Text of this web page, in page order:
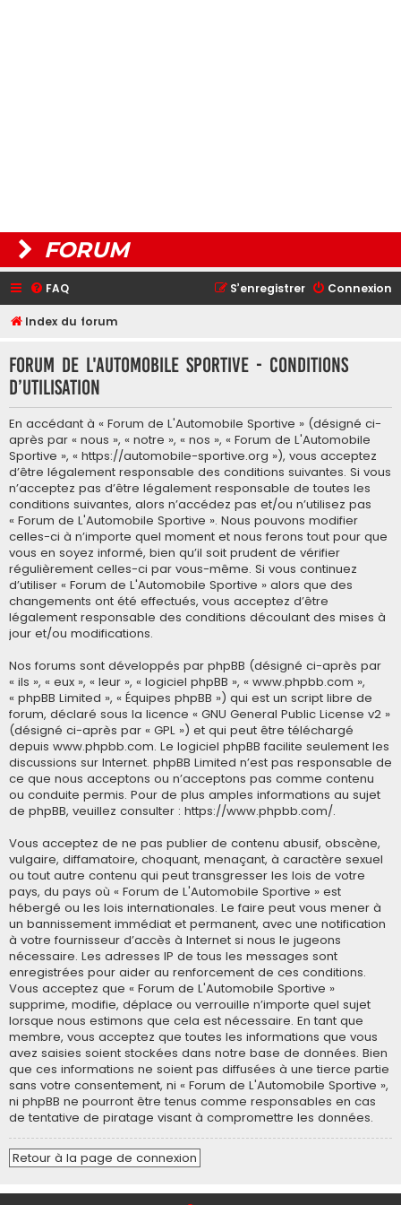
FORUM
FAQ Connexion
S’enregistrer
Index du forum
Forum de L'Automobile Sportive - Conditions
d’utilisation
En accédant à « Forum de L'Automobile Sportive » (désigné ci-
après par « nous », « notre », « nos », « Forum de L'Automobile
Sportive », « https://automobile-sportive.org »), vous acceptez
d’être légalement responsable des conditions suivantes. Si vous
n’acceptez pas d’être légalement responsable de toutes les
conditions suivantes, alors n’accédez pas et/ou n’utilisez pas
« Forum de L'Automobile Sportive ». Nous pouvons modifier
celles-ci à n’importe quel moment et nous ferons tout pour que
vous en soyez informé, bien qu’il soit prudent de vérifier
régulièrement celles-ci par vous-même. Si vous continuez
d’utiliser « Forum de L'Automobile Sportive » alors que des
changements ont été effectués, vous acceptez d’être
légalement responsable des conditions découlant des mises à
jour et/ou modifications.
Nos forums sont développés par phpBB (désigné ci-après par
« ils », « eux », « leur », « logiciel phpBB », « www.phpbb.com »,
« phpBB Limited », « Équipes phpBB ») qui est un script libre de
forum, déclaré sous la licence « GNU General Public License v2 »
(désigné ci-après par « GPL ») et qui peut être téléchargé
depuis www.phpbb.com. Le logiciel phpBB facilite seulement les
discussions sur Internet. phpBB Limited n’est pas responsable de
ce que nous acceptons ou n’acceptons pas comme contenu
ou conduite permis. Pour de plus amples informations au sujet
de phpBB, veuillez consulter : https://www.phpbb.com/.
Vous acceptez de ne pas publier de contenu abusif, obscène,
vulgaire, diffamatoire, choquant, menaçant, à caractère sexuel
ou tout autre contenu qui peut transgresser les lois de votre
pays, du pays où « Forum de L'Automobile Sportive » est
hébergé ou les lois internationales. Le faire peut vous mener à
un bannissement immédiat et permanent, avec une notification
à votre fournisseur d’accès à Internet si nous le jugeons
nécessaire. Les adresses IP de tous les messages sont
enregistrées pour aider au renforcement de ces conditions.
Vous acceptez que « Forum de L'Automobile Sportive »
supprime, modifie, déplace ou verrouille n’importe quel sujet
lorsque nous estimons que cela est nécessaire. En tant que
membre, vous acceptez que toutes les informations que vous
avez saisies soient stockées dans notre base de données. Bien
que ces informations ne soient pas diffusées à une tierce partie
sans votre consentement, ni « Forum de L'Automobile Sportive »,
ni phpBB ne pourront être tenus comme responsables en cas
de tentative de piratage visant à compromettre les données.
Retour à la page de connexion